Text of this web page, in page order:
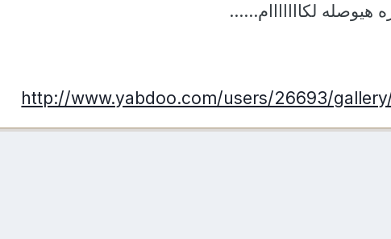
لكااااااام......
http://www.yabdoo.com/users/26693/